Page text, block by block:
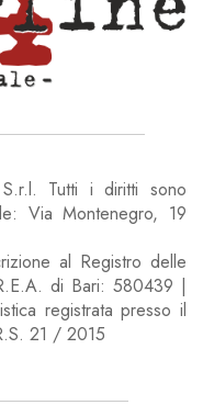
Tutti i diritti sono
Via Montenegro, 19
al Registro delle
di Bari: 580439 |
registrata presso il
21 / 2015